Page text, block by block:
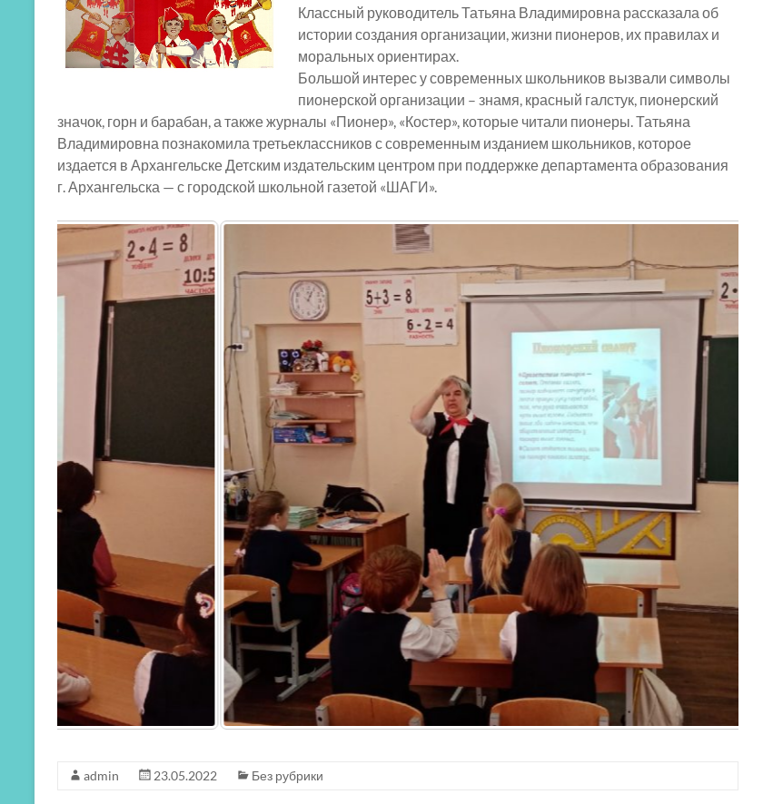
Классный руководитель Татьяна Владимировна рассказала об
истории создания организации, жизни пионеров, их правилах и
моральных ориентирах.
Большой интерес у современных школьников вызвали символы
пионерской организации – знамя, красный галстук, пионерский
значок, горн и барабан, а также журналы «Пионер», «Костер», которые читали пионеры. Татьяна
Владимировна познакомила третьеклассников с современным изданием школьников, которое
издается в Архангельске Детским издательским центром при поддержке департамента образования
г. Архангельска — с городской школьной газетой «ШАГИ».
admin 23.05.2022 Без рубрики